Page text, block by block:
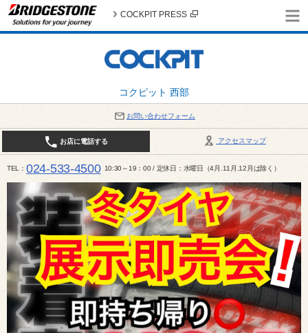
コクピット 西部
COCKPIT PRESS
お問い合わせフォーム
アクセスマップ
お店に電話する
TEL 024-533-4500 10:30～19：00 / 定休日：水曜日（4月.11月.12月